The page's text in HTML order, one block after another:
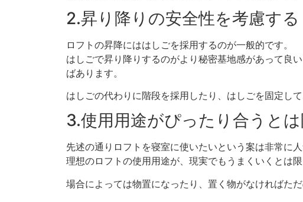
2.昇り降りの安全性を考慮する
ロフトの昇降にははしごを採用するのが一般的です。
はしごで昇り降りするのがより秘密基地感があって良
ばあります。
はしごの代わりに階段を採用したり、はしごを固定し
3.使用用途がぴったり合うと
先述の通りロフトを寝室に使いたいという案は非常に
理想のロフトの使用用途が、現実でもうまくいくとは
場合によっては物置になったり、置く物がなければた